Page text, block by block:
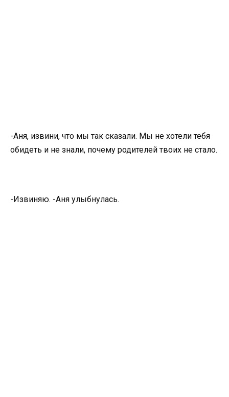
-Аня, извини, что мы так сказали. Мы не хотели тебя
обидеть и не знали, почему родителей твоих не стало.
-Извиняю. -Аня улыбнулась.